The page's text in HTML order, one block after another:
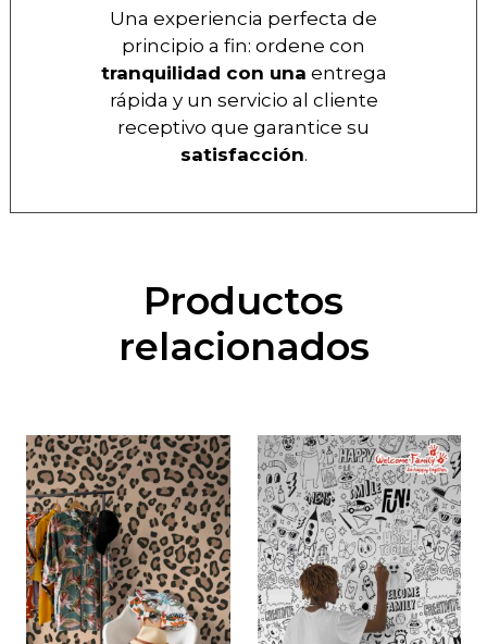
Una experiencia perfecta de
principio a fin: ordene con
tranquilidad con una entrega
rápida y un servicio al cliente
receptivo que garantice su
satisfacción.
Productos
relacionados